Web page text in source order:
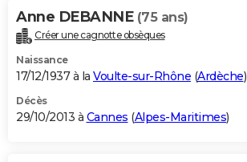
Anne DEBANNE (75 ans)
Créer une cagnotte obsèques
Naissance
17/12/1937 à la Voulte-sur-Rhône (Ardèche)
Décès
29/10/2013 à Cannes (Alpes-Maritimes)